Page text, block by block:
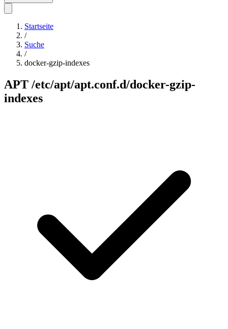
Startseite
/
Suche
/
docker-gzip-indexes
APT /etc/apt/apt.conf.d/docker-gzip-
indexes